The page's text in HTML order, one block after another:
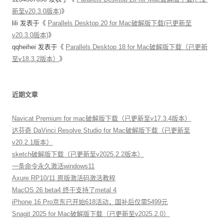
新至v20.3.0版本)》
lili 发表于《 Parallels Desktop 20 for Mac破解版下载(已更新至
v20.3.0版本)》
qqheihei 发表于《 Parallels Desktop 18 for Mac破解版下载（已更新
至v18.3.2版本） 》
近期文章
Navicat Premium for mac破解版下载（已更新至v17.3.4版本）
达芬奇 DaVinci Resolve Studio for Mac破解版下载（已更新至
v20.2.1版本）
sketch破解版下载（已更新至v2025.2.2版本）
一条命令永久激活windows11
Axure RP10/11 原版激活码激活教程
MacOS 26 beta4 终于支持了metal 4
iPhone 16 Pro京东已开始618活动，国补后仅需5499元
Snagit 2025 for Mac破解版下载（已更新至v2025.2.0）